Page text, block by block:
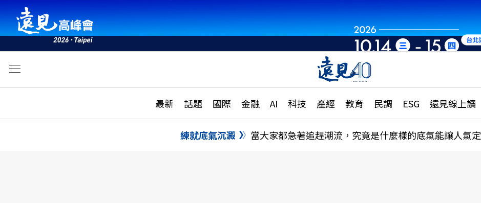
最新 話題 國際 金融 AI 科技 產經 教育 民調 ESG 遠見線上讀
活動
話題
國際
特輯
大學升學、職涯攻略
縣市施政調查全解析
民調
更多訂
練就底氣沉澱 當大家都急著追趕潮流，究竟是什麼樣的底氣能讓人氣